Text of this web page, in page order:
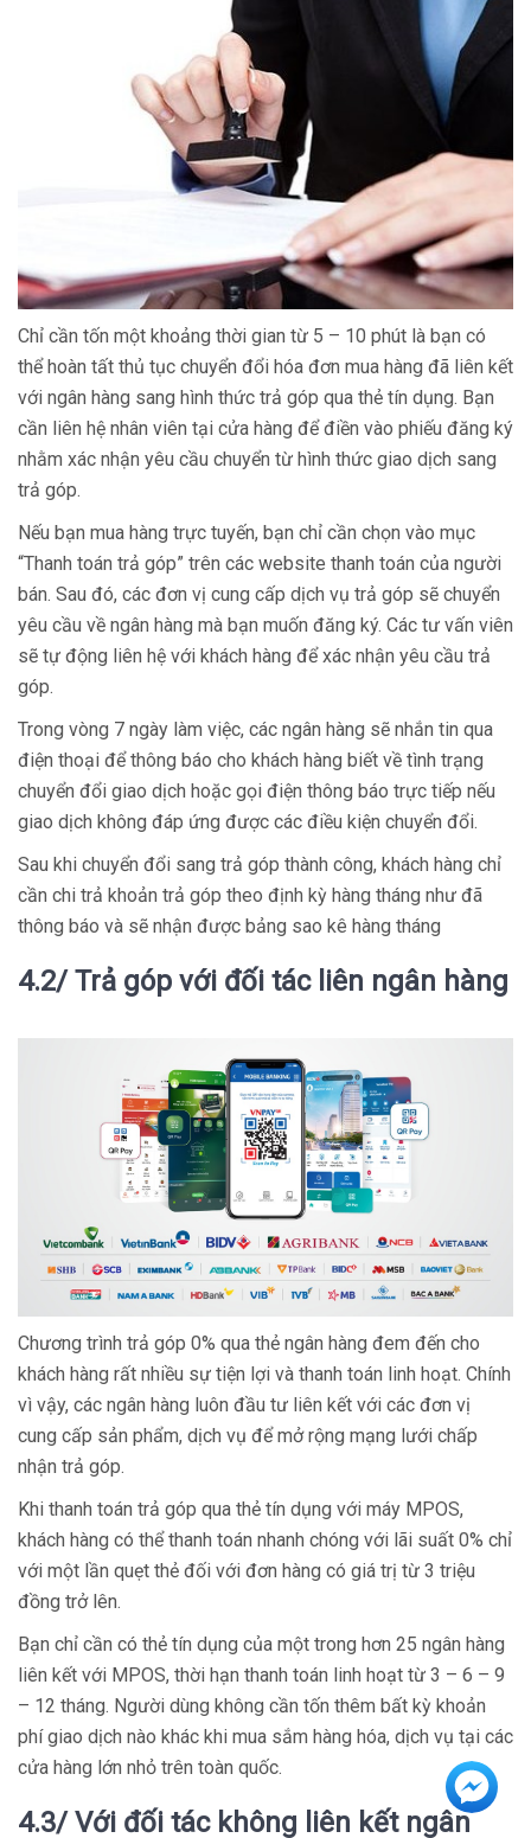
Chỉ cần tốn một khoảng thời gian từ 5 – 10 phút là bạn có
thể hoàn tất thủ tục chuyển đổi hóa đơn mua hàng đã liên kết
với ngân hàng sang hình thức trả góp qua thẻ tín dụng. Bạn
cần liên hệ nhân viên tại cửa hàng để điền vào phiếu đăng ký
nhằm xác nhận yêu cầu chuyển từ hình thức giao dịch sang
trả góp.
Nếu bạn mua hàng trực tuyến, bạn chỉ cần chọn vào mục
“Thanh toán trả góp” trên các website thanh toán của người
bán. Sau đó, các đơn vị cung cấp dịch vụ trả góp sẽ chuyển
yêu cầu về ngân hàng mà bạn muốn đăng ký. Các tư vấn viên
sẽ tự động liên hệ với khách hàng để xác nhận yêu cầu trả
góp.
Trong vòng 7 ngày làm việc, các ngân hàng sẽ nhắn tin qua
điện thoại để thông báo cho khách hàng biết về tình trạng
chuyển đổi giao dịch hoặc gọi điện thông báo trực tiếp nếu
giao dịch không đáp ứng được các điều kiện chuyển đổi.
Sau khi chuyển đổi sang trả góp thành công, khách hàng chỉ
cần chi trả khoản trả góp theo định kỳ hàng tháng như đã
thông báo và sẽ nhận được bảng sao kê hàng tháng
4.2/ Trả góp với đối tác liên ngân hàng
Chương trình trả góp 0% qua thẻ ngân hàng đem đến cho
khách hàng rất nhiều sự tiện lợi và thanh toán linh hoạt. Chính
vì vậy, các ngân hàng luôn đầu tư liên kết với các đơn vị
cung cấp sản phẩm, dịch vụ để mở rộng mạng lưới chấp
nhận trả góp.
Khi thanh toán trả góp qua thẻ tín dụng với máy MPOS,
khách hàng có thể thanh toán nhanh chóng với lãi suất 0% chỉ
với một lần quẹt thẻ đối với đơn hàng có giá trị từ 3 triệu
đồng trở lên.
Bạn chỉ cần có thẻ tín dụng của một trong hơn 25 ngân hàng
liên kết với MPOS, thời hạn thanh toán linh hoạt từ 3 – 6 – 9
– 12 tháng. Người dùng không cần tốn thêm bất kỳ khoản
phí giao dịch nào khác khi mua sắm hàng hóa, dịch vụ tại các
cửa hàng lớn nhỏ trên toàn quốc.
4.3/ Với đối tác không liên kết ngân